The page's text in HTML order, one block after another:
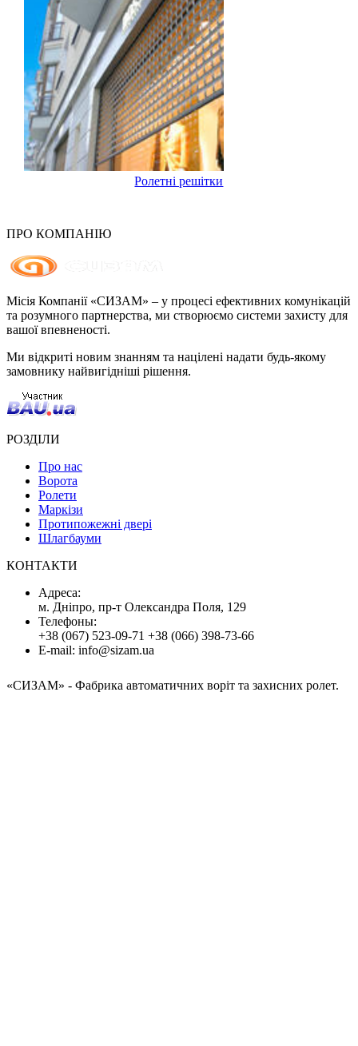
Ролетні решітки
ПРО КОМПАНІЮ
Місія Компанії «СИЗАМ» – у процесі ефективних комунікацій
та розумного партнерства, ми створюємо системи захисту для
вашої впевненості.
Ми відкриті новим знанням та націлені надати будь-якому
замовнику найвигідніші рішення.
РОЗДІЛИ
Про нас
Ворота
Ролети
Маркізи
Протипожежні двері
Шлагбауми
КОНТАКТИ
Адресa:
м. Дніпро, пр-т Олександра Поля, 129
Телефоны:
+38 (067) 523-09-71 +38 (066) 398-73-66
E-mail: info@sizam.ua
«СИЗАМ» - Фабрика автоматичних воріт та захисних ролет.